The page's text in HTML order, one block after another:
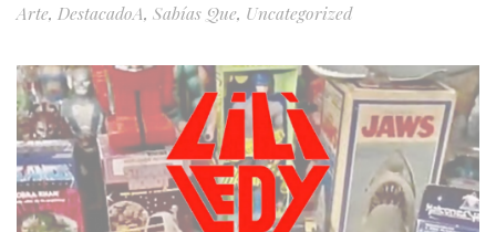
Arte, DestacadoA, Sabías Que, Uncategorized